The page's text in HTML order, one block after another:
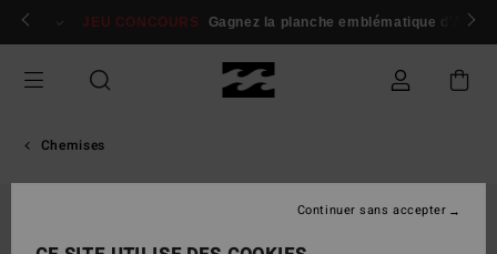
Passer
Se connecter / s'inscrire
JEU CONCOURS Gagnez la planche emblématique d'Andy
Chemises
Continuer sans accepter